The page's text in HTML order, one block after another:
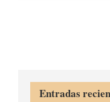
Entradas